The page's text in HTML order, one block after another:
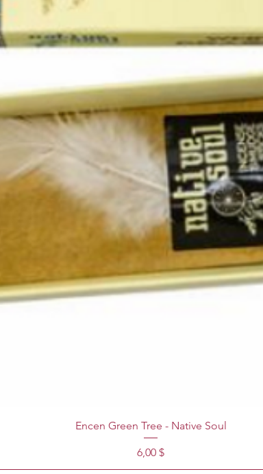
Encen Green Tree - Native Soul
Prix
6,00 $